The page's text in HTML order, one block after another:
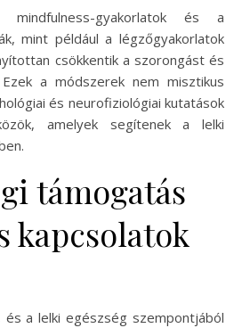
gyakorlatok és a
mint például a légzőgyakorlatok
csökkentik a szorongást és
a módszerek nem misztikus
és neurofiziológiai kutatások
amelyek segítenek a lelki
támogatás
kapcsolatok
a lelki egészség szempontjából